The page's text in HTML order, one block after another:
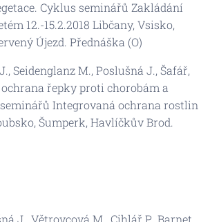
Cyklus seminářů Zakládání
12.-15.2.2018 Libčany, Vsisko,
Újezd. Přednáška (O)
Seidenglanz M., Poslušná J., Šafář,
řepky proti chorobám a
Integrovaná ochrana rostlin
Šumperk, Havlíčkův Brod.
J., Větrovcová M., Cihlář P., Barnet